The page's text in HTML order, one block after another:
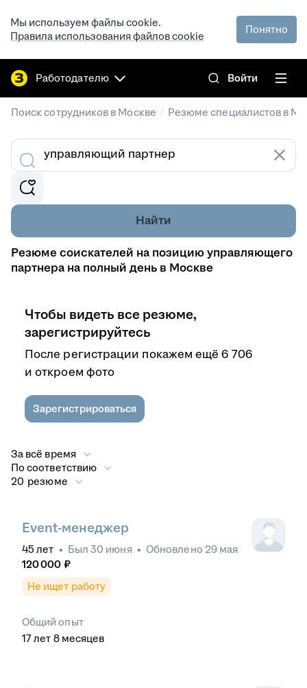
Мы используем файлы cookie.
Правила использования файлов cookie
Понятно
Работодателю Войти
Поиск сотрудников в Москве / Резюме специалистов в
Найти
Резюме соискателей на позицию управляющего
партнера на полный день в Москве
Чтобы видеть все резюме,
зарегистрируйтесь
После регистрации покажем ещё 6 706
и откроем фото
Зарегистрироваться
За всё время
По соответствию
20 резюме
Event-менеджер
45 лет • Был 30 июня • Обновлено 29 мая
120 000 ₽
Не ищет работу
Общий опыт
17лет 8 месяцев